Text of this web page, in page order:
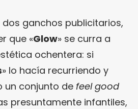
ganchos publicitarios,
que «Glow» se curra a
ochentera: si
» lo hacía recurriendo y
un conjunto de feel good
presuntamente infantiles,